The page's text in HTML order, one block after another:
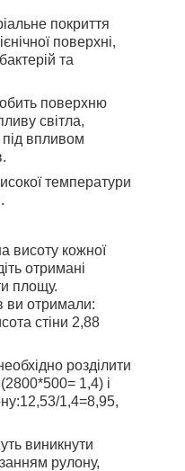
покриття
поверхні,
та
поверхню
світла,
під впливом
температури
висоту кожної
отримані
площу.
ви отримали:
стіни 2,88
розділити
1,4) і
1,4=8,95,
виникнути
рулону,